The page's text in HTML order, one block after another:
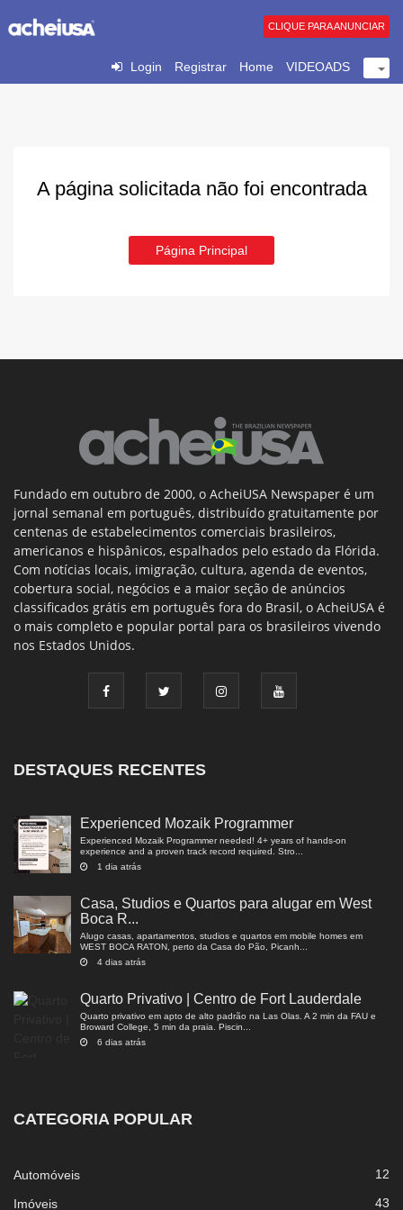
Login Registrar Home VIDEOADS
CLIQUE PARA ANUNCIAR
A página solicitada não foi encontrada
Página Principal
Fundado em outubro de 2000, o AcheiUSA Newspaper é um
jornal semanal em português, distribuído gratuitamente por
centenas de estabelecimentos comerciais brasileiros,
americanos e hispânicos, espalhados pelo estado da Flórida.
Com notícias locais, imigração, cultura, agenda de eventos,
cobertura social, negócios e a maior seção de anúncios
classificados grátis em português fora do Brasil, o AcheiUSA é
o mais completo e popular portal para os brasileiros vivendo
nos Estados Unidos.
DESTAQUES RECENTES
Experienced Mozaik Programmer
Experienced Mozaik Programmer needed! 4+ years of hands-on
experience and a proven track record required. Stro...
1 dia atrás
Casa, Studios e Quartos para alugar em West
Boca R...
Alugo casas, apartamentos, studios e quartos em mobile homes em
WEST BOCA RATON, perto da Casa do Pão, Picanh...
4 dias atrás
Quarto Privativo | Centro de Fort Lauderdale
Quarto privativo em apto de alto padrão na Las Olas. A 2 min da FAU e
Broward College, 5 min da praia. Piscin...
6 dias atrás
CATEGORIA POPULAR
Automóveis 12
Imóveis 43